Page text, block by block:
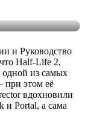
и Руководство
Half-Life 2,
одной из самых
при этом её
вдохновили
и Portal, а сама